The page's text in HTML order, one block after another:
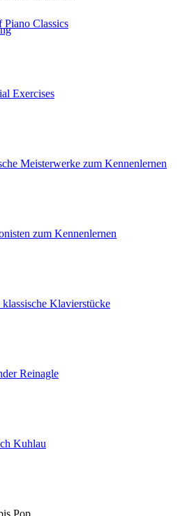
Piano Classics
Exercises
Meisterwerke zum Kennenlernen
zum Kennenlernen
Klavierstücke
Reinagle
Kuhlau
Pop